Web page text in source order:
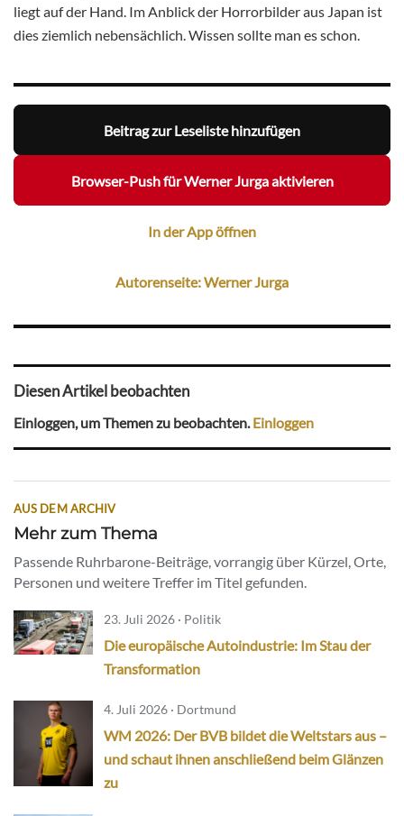
liegt auf der Hand. Im Anblick der Horrorbilder aus Japan ist
dies ziemlich nebensächlich. Wissen sollte man es schon.
Beitrag zur Leseliste hinzufügen
Browser-Push für Werner Jurga aktivieren
In der App öffnen
Autorenseite: Werner Jurga
Diesen Artikel beobachten
Einloggen, um Themen zu beobachten.Einloggen
AUS DEM ARCHIV
Mehr zum Thema
Passende Ruhrbarone-Beiträge, vorrangig über Kürzel, Orte,
Personen und weitere Treffer im Titel gefunden.
23. Juli 2026 · Politik
Die europäische Autoindustrie: Im Stau der
Transformation
4. Juli 2026 · Dortmund
WM 2026: Der BVB bildet die Weltstars aus –
und schaut ihnen anschließend beim Glänzen
zu